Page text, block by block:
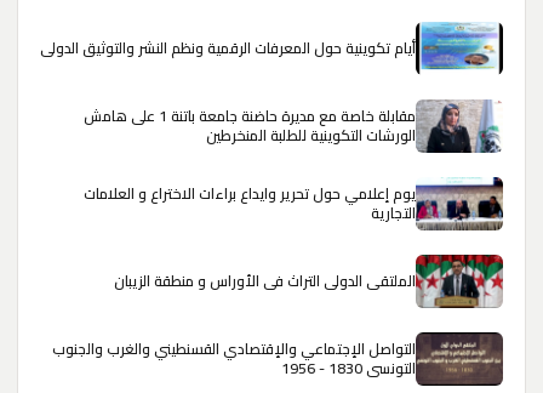
أيام تكوينية حول المعرفات الرقمية ونظم النشر والتوثيق الدولي
مقابلة خاصة مع مديرة حاضنة جامعة باتنة 1 على هامش
الورشات التكوينية للطلبة المنخرطين
يوم إعلامي حول تحرير وايداع براءات الاختراع و العلامات
التجارية
الملتقى الدولي التراث في الأوراس و منطقة الزيبان
التواصل الإجتماعي والإقتصادي القسنطيني والغرب والجنوب
التونسي 1830 - 1956